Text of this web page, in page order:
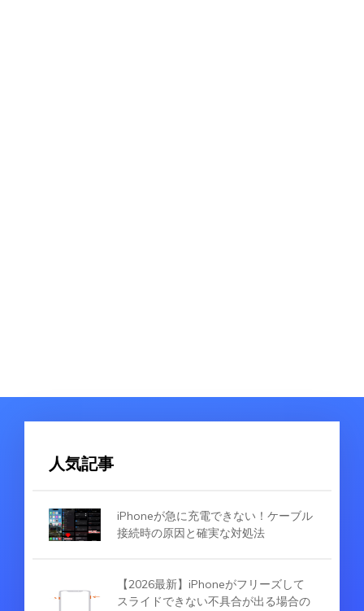
人気記事
iPhoneが急に充電できない！ケーブル
接続時の原因と確実な対処法
【2026最新】iPhoneがフリーズして
スライドできない不具合が出る場合の